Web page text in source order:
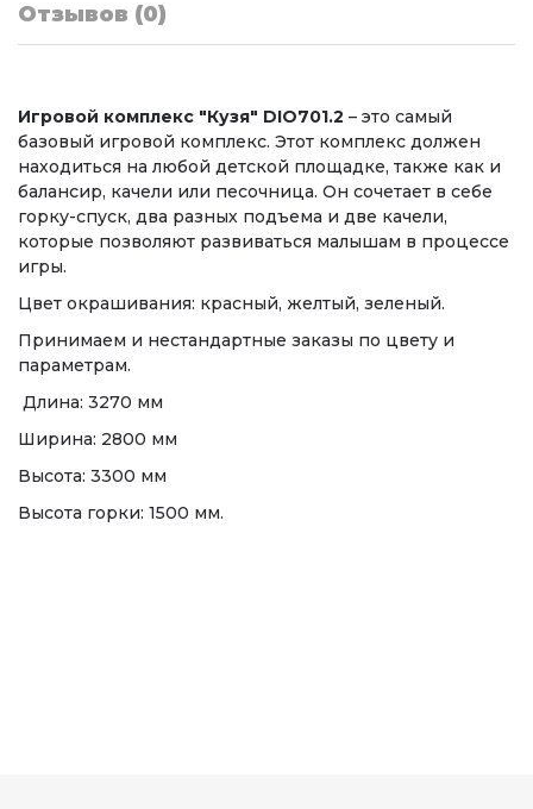
Отзывов (0)
Игровой комплекс "Кузя" DIO701.2 – это самый
базовый игровой комплекс. Этот комплекс должен
находиться на любой детской площадке, также как и
балансир, качели или песочница. Он сочетает в себе
горку-спуск, два разных подъема и две качели,
которые позволяют развиваться малышам в процессе
игры.
Цвет окрашивания: красный, желтый, зеленый.
Принимаем и нестандартные заказы по цвету и
параметрам.
Длина: 3270 мм
Ширина: 2800 мм
Высота: 3300 мм
Высота горки: 1500 мм.